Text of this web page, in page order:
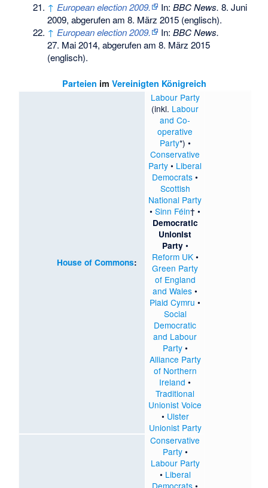
↑ European election 2009. In:BBC News. 8. Juni
2009, abgerufen am 8. März 2015 (englisch).
↑ European election 2009. In:BBC News.
27. Mai 2014, abgerufen am 8. März 2015
(englisch).
Parteien im Vereinigten Königreich
House of Commons:
Labour Party
(inkl. Labour
and Co-
operative
Party*) •
Conservative
Party • Liberal
Democrats •
Scottish
National Party
•Sinn Féin† •
Democratic
Unionist
Party•
Reform UK•
Green Party
of England
and Wales •
Plaid Cymru •
Social
Democratic
and Labour
Party•
Alliance Party
of Northern
Ireland •
Traditional
Unionist Voice
• Ulster
Unionist Party
Conservative
Party•
Labour Party
• Liberal
Democrats •